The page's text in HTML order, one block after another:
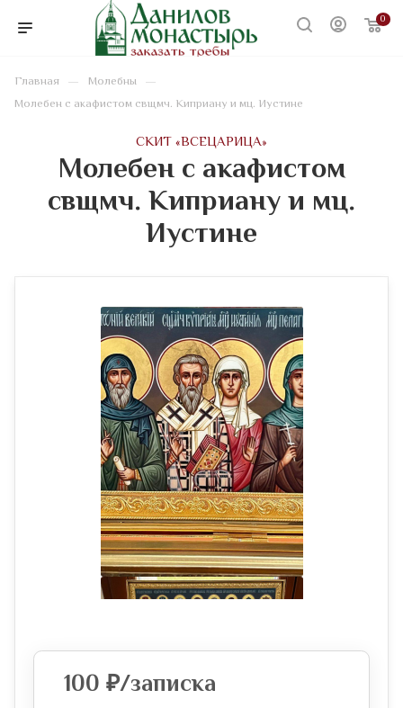
0
Главная — Молебны —
Молебен с акафистом свщмч. Киприану и мц. Иустине
CКИТ «ВСЕЦАРИЦА»
Молебен с акафистом
свщмч. Киприану и мц.
Иустине
100 ₽/записка